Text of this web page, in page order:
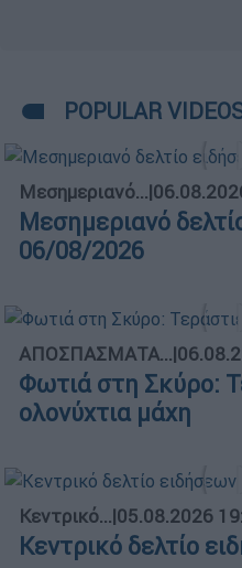
POPULAR
Μεσημεριανό...|
Μεσημεριανό
06/08/2026
ΑΠΟΣΠΑΣΜΑΤΑ...|
Φωτιά στη Σκύρο:
ολονύχτια μάχη
Κεντρικό...|05.08.2026
Κεντρικό δελτίο